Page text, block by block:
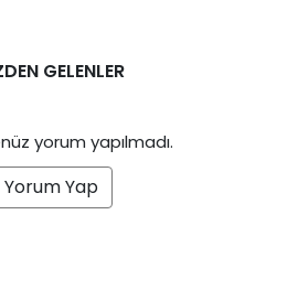
GELENLER
yorum yapılmadı.
Yorum Yap